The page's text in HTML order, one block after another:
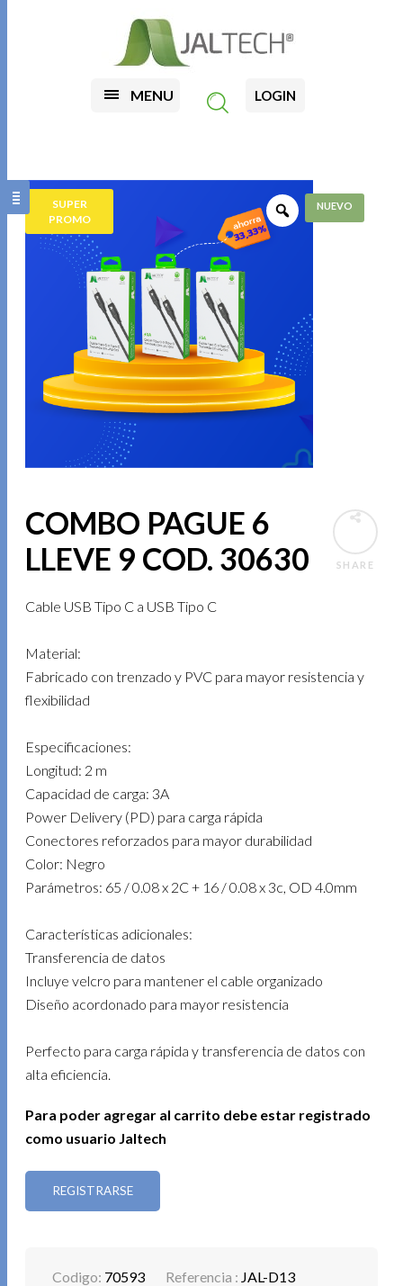
MENU LOGIN
SUPER
PROMO
SHARE
COMBO PAGUE 6
LLEVE 9 COD. 30630
Cable USB Tipo C a USB Tipo C
Material:
Fabricado con trenzado y PVC para mayor resistencia y
flexibilidad
Especificaciones:
Longitud: 2 m
Capacidad de carga: 3A
Power Delivery (PD) para carga rápida
Conectores reforzados para mayor durabilidad
Color: Negro
Parámetros: 65 / 0.08 x 2C + 16 / 0.08 x 3c, OD 4.0mm
Características adicionales:
Transferencia de datos
Incluye velcro para mantener el cable organizado
Diseño acordonado para mayor resistencia
Perfecto para carga rápida y transferencia de datos con
alta eficiencia.
Para poder agregar al carrito debe estar registrado
como usuario Jaltech
REGISTRARSE
Codigo: 70593 Referencia : JAL-D13